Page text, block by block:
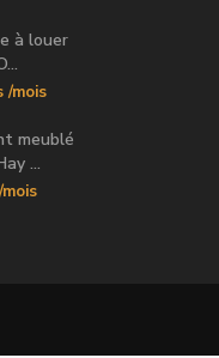
à louer
/mois
meublé
...
/mois